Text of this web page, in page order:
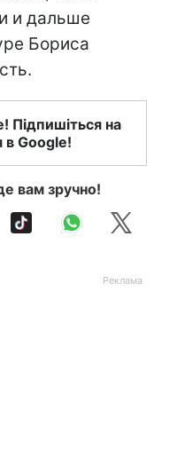
и дальше
Бориса
Підпишіться на
в Google!
вам зручно!